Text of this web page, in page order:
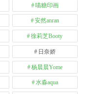
喵糖印画
安然anran
徐莉芝Booty
日奈娇
杨晨晨Yome
水淼aqua